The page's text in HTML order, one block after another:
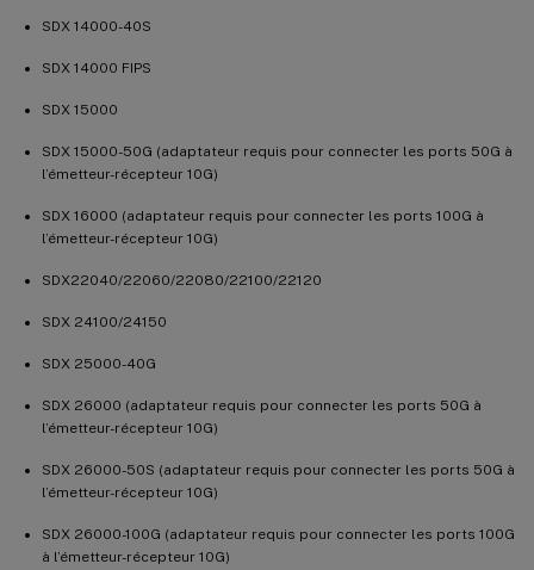
SDX 14000-40S
SDX 14000 FIPS
SDX 15000
SDX 15000-50G (adaptateur requis pour connecter les ports 50G à
l’émetteur-récepteur 10G)
SDX 16000 (adaptateur requis pour connecter les ports 100G à
l’émetteur-récepteur 10G)
SDX22040/22060/22080/22100/22120
SDX 24100/24150
SDX 25000-40G
SDX 26000 (adaptateur requis pour connecter les ports 50G à
l’émetteur-récepteur 10G)
SDX 26000-50S (adaptateur requis pour connecter les ports 50G à
l’émetteur-récepteur 10G)
SDX 26000-100G (adaptateur requis pour connecter les ports 100G
à l’émetteur-récepteur 10G)